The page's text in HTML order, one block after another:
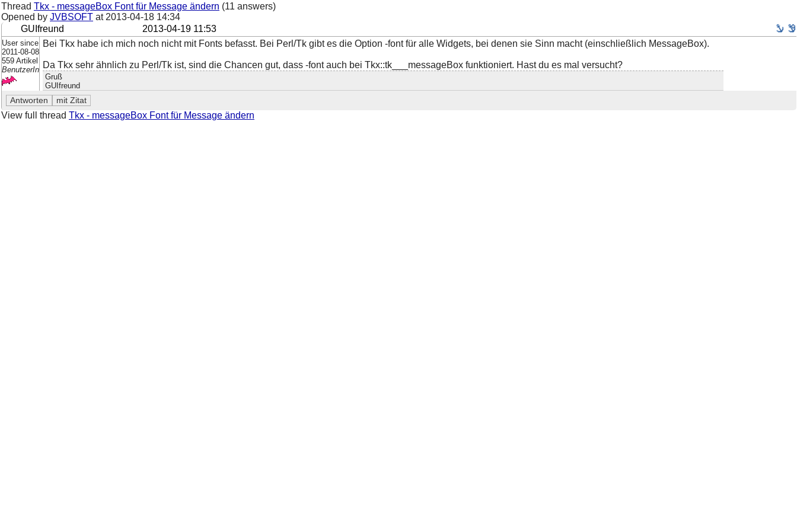
Thread Tkx - messageBox Font für Message ändern (11 answers)
Opened by JVBSOFT at 2013-04-18 14:34
GUIfreund
2013-04-19 11:53
User since
2011-08-08
559 Artikel
BenutzerIn
Bei Tkx habe ich mich noch nicht mit Fonts befasst. Bei Perl/Tk gibt es die Option -font für alle Widgets, bei denen sie Sinn macht (einschließlich MessageBox).
Da Tkx sehr ähnlich zu Perl/Tk ist, sind die Chancen gut, dass -font auch bei Tkx::tk___messageBox funktioniert. Hast du es mal versucht?
Gruß
GUIfreund
View full thread Tkx - messageBox Font für Message ändern